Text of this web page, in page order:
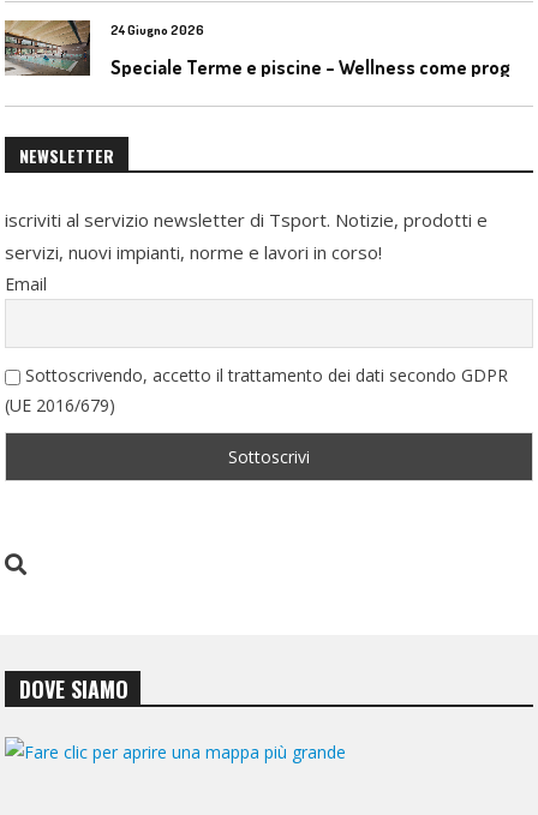
24 Giugno 2026
NEWSLETTER
iscriviti al servizio newsletter di Tsport. Notizie, prodotti e
servizi, nuovi impianti, norme e lavori in corso!
Email
Sottoscrivendo, accetto il trattamento dei dati secondo GDPR
(UE 2016/679)
DOVE SIAMO